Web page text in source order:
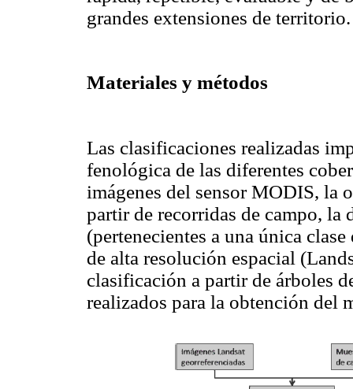
grandes extensiones de territorio.
Materiales y métodos
Las clasificaciones realizadas
fenológica de las diferentes
imágenes del sensor MODIS, la
partir de recorridas de campo,
(pertenecientes a una única
de alta resolución espacial
clasificación a partir de árboles
realizados para la obtención del